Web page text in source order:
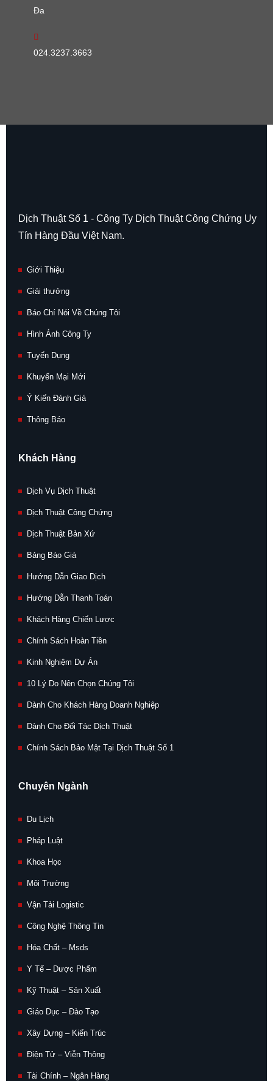
Đa
024.3237.3663
Dịch Thuật Số 1 - Công Ty Dịch Thuật Công Chứng Uy
Tín Hàng Đầu Việt Nam.
Giới Thiệu
Giải thưởng
Báo Chí Nói Về Chúng Tôi
Hình Ảnh Công Ty
Tuyển Dụng
Khuyến Mại Mới
Ý Kiến Đánh Giá
Thông Báo
Khách Hàng
Dịch Vụ Dịch Thuật
Dịch Thuật Công Chứng
Dịch Thuật Bản Xứ
Bảng Báo Giá
Hướng Dẫn Giao Dịch
Hướng Dẫn Thanh Toán
Khách Hàng Chiến Lược
Chính Sách Hoàn Tiền
Kinh Nghiệm Dự Án
10 Lý Do Nên Chọn Chúng Tôi
Dành Cho Khách Hàng Doanh Nghiệp
Dành Cho Đối Tác Dịch Thuật
Chính Sách Bảo Mật Tại Dịch Thuật Số 1
Chuyên Ngành
Du Lịch
Pháp Luật
Khoa Học
Môi Trường
Vận Tải Logistic
Công Nghệ Thông Tin
Hóa Chất – Msds
Y Tế – Dược Phẩm
Kỹ Thuật – Sản Xuất
Giáo Dục – Đào Tạo
Xây Dựng – Kiến Trúc
Điện Tử – Viễn Thông
Tài Chính – Ngân Hàng